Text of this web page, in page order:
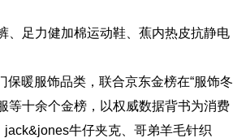
、足力健加棉运动鞋、蕉内热皮抗静电
暖服饰品类，联合京东金榜在“服饰冬
等十余个金榜，以权威数据背书为消费
牛仔夹克、哥弟羊毛针织